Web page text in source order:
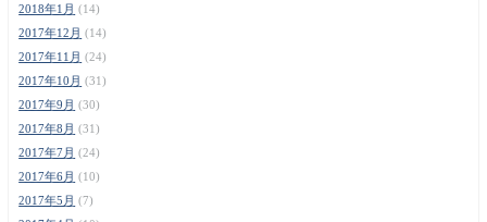
2018年1月 (14)
2017年12月 (14)
2017年11月 (24)
2017年10月 (31)
2017年9月 (30)
2017年8月 (31)
2017年7月 (24)
2017年6月 (10)
2017年5月 (7)